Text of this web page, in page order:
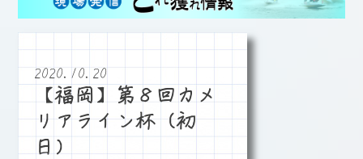
2020.10.20
【福岡】第８回カメ
リアライン杯（初
日）